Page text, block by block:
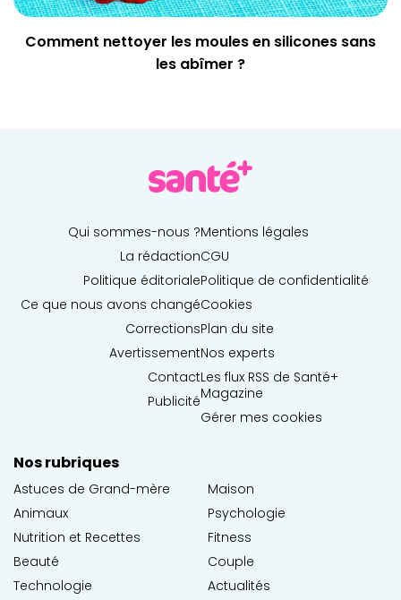
Comment nettoyer les moules en silicones sans
les abîmer ?
Qui sommes-nous ?
La rédaction
Politique éditoriale
Ce que nous avons changé
Corrections
Avertissement
Contact
Publicité
Mentions légales
CGU
Politique de confidentialité
Cookies
Plan du site
Nos experts
Les flux RSS de Santé+
Magazine
Gérer mes cookies
Nos rubriques
Astuces de Grand-mère
Animaux
Nutrition et Recettes
Beauté
Technologie
Maison
Psychologie
Fitness
Couple
Actualités